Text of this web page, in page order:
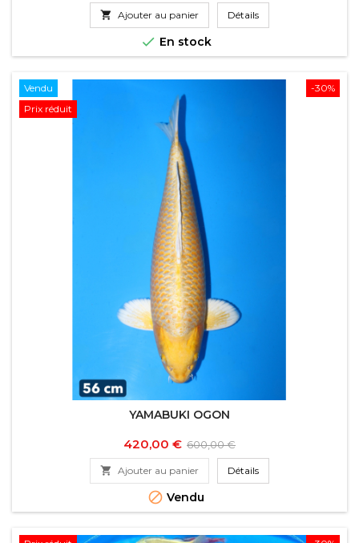
de
base
 Ajouter au panier Détails
 En stock
-30%
Vendu
Prix réduit
YAMABUKI OGON
Prix
420,00 € Prix
de
base
600,00 €
 Ajouter au panier Détails
 Vendu